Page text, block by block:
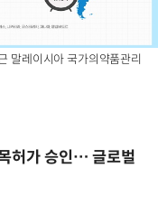
말레이시아 국가의약품관리
허가 승인… 글로벌